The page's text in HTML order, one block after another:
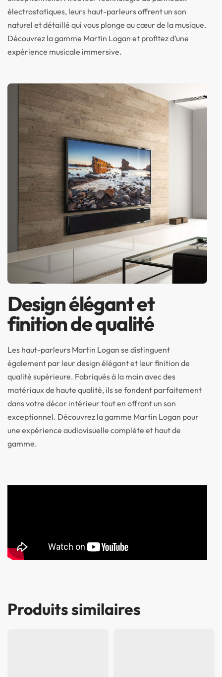
électrostatiques, leurs haut-parleurs offrent un son
naturel et détaillé qui vous plonge au cœur de la musique.
Découvrez la gamme Martin Logan et profitez d’une
expérience musicale immersive.
Design élégant et
finition de qualité
Les haut-parleurs Martin Logan se distinguent
également par leur design élégant et leur finition de
qualité supérieure. Fabriqués à la main avec des
matériaux de haute qualité, ils se fondent parfaitement
dans votre décor intérieur tout en offrant un son
exceptionnel. Découvrez la gamme Martin Logan pour
une expérience audiovisuelle complète et haut de
gamme.
Produits similaires